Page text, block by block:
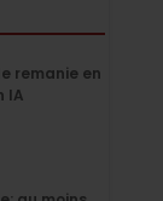
remanie en
IA